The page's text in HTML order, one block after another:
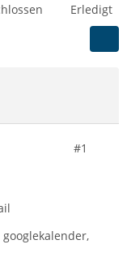
Erledigt
#1